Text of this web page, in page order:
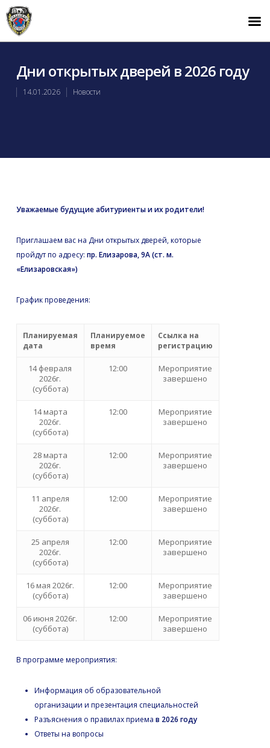
Дни открытых дверей в 2026 году
14.01.2026 Новости
Уважаемые будущие абитуриенты и их родители!
Приглашаем вас на Дни открытых дверей, которые
пройдут по адресу: пр. Елизарова, 9А (ст. м.
«Елизаровская»)
График проведения:
Планируемая
дата
Планируемое
время
Ссылка на
регистрацию
14 февраля
2026г.
(суббота)
12:00
Мероприятие
завершено
14 марта
2026г.
(суббота)
12:00
Мероприятие
завершено
28 марта
2026г.
(суббота)
12:00
Мероприятие
завершено
11 апреля
2026г.
(суббота)
12:00
Мероприятие
завершено
25 апреля
2026г.
(суббота)
12:00
Мероприятие
завершено
16 мая 2026г.
(суббота)
12:00
Мероприятие
завершено
06 июня 2026г.
(суббота)
12:00
Мероприятие
завершено
В программе мероприятия:
Информация об образовательной
организации и презентация специальностей
Разъяснения о правилах приема в 2026 году
Ответы на вопросы